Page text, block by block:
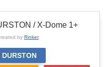
/ X-Dome 1+
by Rinker
DURSTON